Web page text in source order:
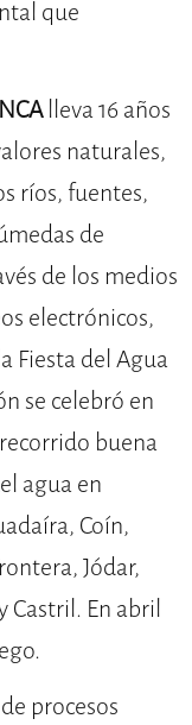
que
lleva 16 años
naturales,
ríos, fuentes,
de
de los medios
electrónicos,
Fiesta del Agua
se celebró en
buena
agua en
Coín,
Jódar,
Castril. En abril
procesos